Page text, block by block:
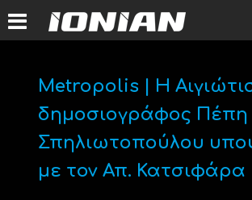
Metropolis | Η
δημοσιογράφος Πέπη
Σπηλιωτοπούλου
με τον Απ. Κατσιφάρα